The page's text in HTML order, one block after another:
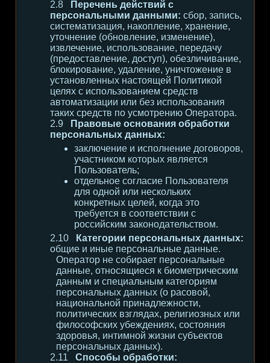
Перечень действий с
персональными данными: сбор, запись,
систематизация, накопление, хранение,
уточнение (обновление, изменение),
извлечение, использование, передачу
(предоставление, доступ), обезличивание,
блокирование, удаление, уничтожение в
установленных настоящей Политикой
целях с использованием средств
автоматизации или без использования
таких средств по усмотрению Оператора.
Правовые основания обработки
персональных данных:
заключение и исполнение договоров,
участником которых является
Пользователь;
отдельное согласие Пользователя
для одной или нескольких
конкретных целей, когда это
требуется в соответствии с
российским законодательством.
Категории персональных данных:
общие и иные персональные данные.
Оператор не собирает персональные
данные, относящиеся к биометрическим
данным и специальным категориям
персональных данных (о расовой,
национальной принадлежности,
политических взглядах, религиозных или
философских убеждениях, состояния
здоровья, интимной жизни субъектов
персональных данных).
Способы обработки: